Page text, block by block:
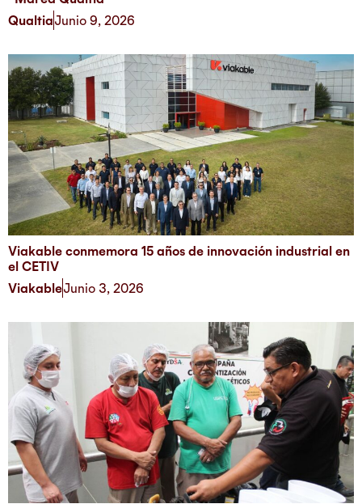
QualtiaJunio 9, 2026
Viakable conmemora 15 años de innovación industrial en
el CETIV
ViakableJunio 3, 2026